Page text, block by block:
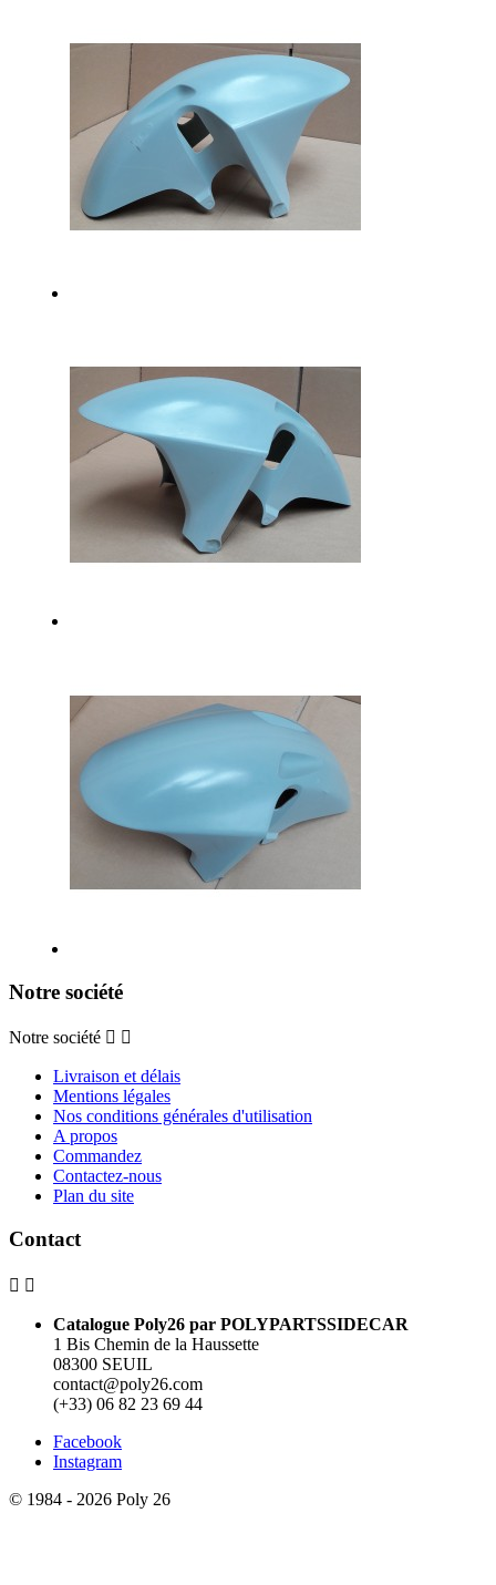
Notre société
Notre société  
Livraison et délais
Mentions légales
Nos conditions générales d'utilisation
A propos
Commandez
Contactez-nous
Plan du site
Contact
 
Catalogue Poly26 par POLYPARTSSIDECAR
1 Bis Chemin de la Haussette
08300 SEUIL
contact@poly26.com
(+33) 06 82 23 69 44
Facebook
Instagram
© 1984 - 2026 Poly 26